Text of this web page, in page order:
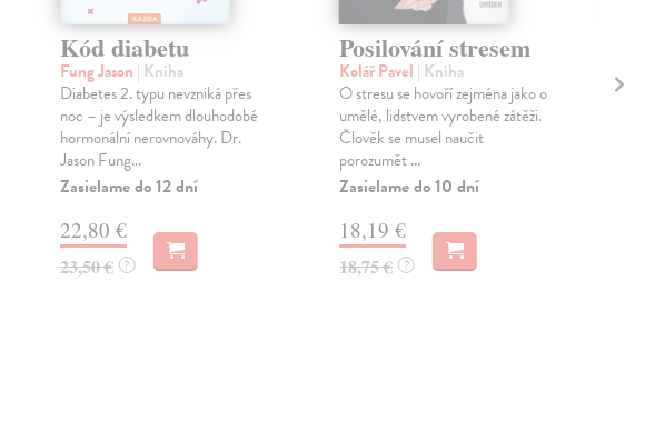
Kód diabetu
Fung Jason | Kniha
Diabetes 2. typu nevzniká přes
noc – je výsledkem dlouhodobé
hormonální nerovnováhy. Dr.
Jason Fung...
Zasielame do 12 dní
22,80 €
23,50 € ?
Posilování stresem
Kolář Pavel | Kniha
O stresu se hovoří zejména jako o
umělé, lidstvem vyrobené zátěži.
Člověk se musel naučit
porozumět ...
Zasielame do 10 dní
18,19 €
18,75 € ?
V